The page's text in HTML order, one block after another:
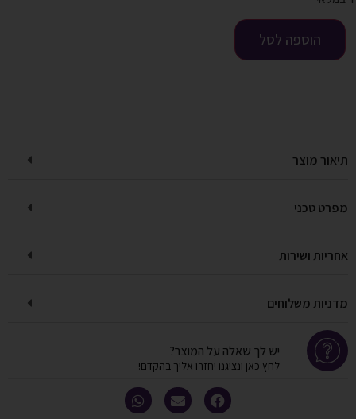
הוספה לסל
תיאור מוצר
מפרט טכני
אחריות ושירות
מדניות משלוחים
יש לך שאלה על המוצר?
לחץ כאן ונציגנו יחזרו אליך בהקדם!